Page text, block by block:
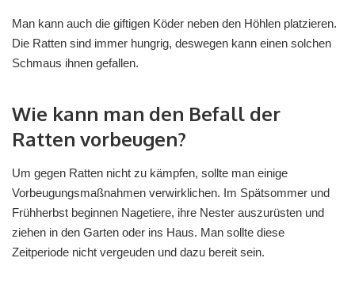
Man kann auch die giftigen Köder neben den Höhlen platzieren.
Die Ratten sind immer hungrig, deswegen kann einen solchen
Schmaus ihnen gefallen.
Wie kann man den Befall der
Ratten vorbeugen?
Um gegen Ratten nicht zu kämpfen, sollte man einige
Vorbeugungsmaßnahmen verwirklichen. Im Spätsommer und
Frühherbst beginnen Nagetiere, ihre Nester auszurüsten und
ziehen in den Garten oder ins Haus. Man sollte diese
Zeitperiode nicht vergeuden und dazu bereit sein.